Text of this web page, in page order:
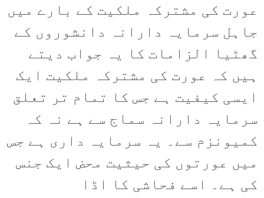
عورت کی مشترکہ ملکیت کے بارے میں
جاہل سرمایہ دارانہ دانشوروں کے
گھٹیا الزامات کا یہ جواب دیتے
ہیں کہ عورت کی مشترکہ ملکیت ایک
ایسی کیفیت ہے جس کا تمام تر تعلق
سرمایہ دارانہ سماج سے ہے نہ کہ
کمیونزم سے۔ یہ سرمایہ داری ہے جس
میں عورتوں کی حیثیت محض ایک جنس
کی ہے۔ اسے فحاشی کا اڈا